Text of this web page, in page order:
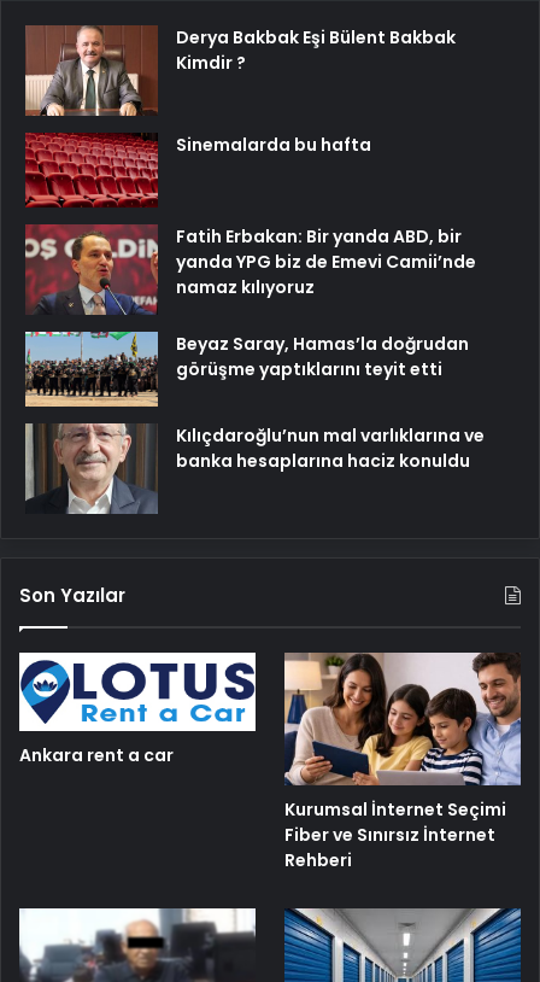
Derya Bakbak Eşi Bülent Bakbak
Kimdir ?
Sinemalarda bu hafta
Fatih Erbakan: Bir yanda ABD, bir
yanda YPG biz de Emevi Camii’nde
namaz kılıyoruz
Beyaz Saray, Hamas’la doğrudan
görüşme yaptıklarını teyit etti
Kılıçdaroğlu’nun mal varlıklarına ve
banka hesaplarına haciz konuldu
Son Yazılar
Ankara rent a car
Kurumsal İnternet Seçimi
Fiber ve Sınırsız İnternet
Rehberi